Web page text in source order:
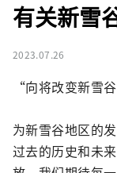
有关新雪
2023.07.26
“向将改变新雪
为新雪谷地区的
过去的历史和未